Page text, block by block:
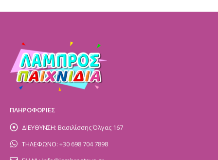
ΠΛΗΡΟΦΟΡΙΕΣ
ΔΙΕΥΘΥΝΣΗ: Βασιλίσσης Όλγας 167
ΤΗΛΕΦΩΝΟ: +30 698 704 7898